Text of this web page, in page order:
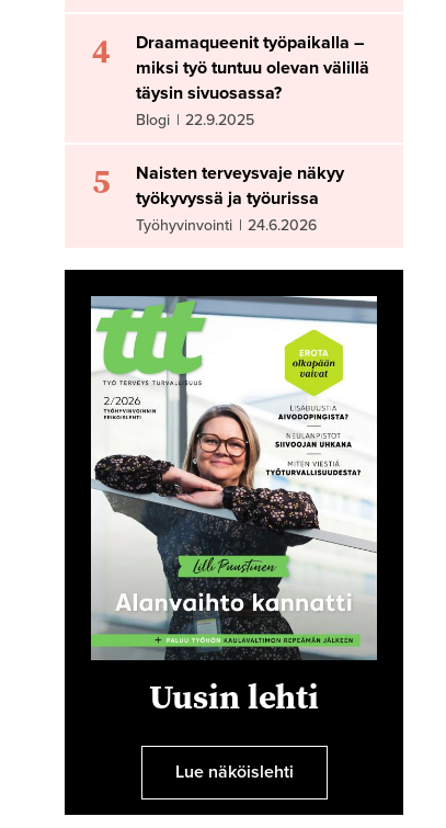
4
Draamaqueenit työpaikalla –
miksi työ tuntuu olevan välillä
täysin sivuosassa?
Blogi | 22.9.2025
5
Naisten terveysvaje näkyy
työkyvyssä ja työurissa
Työhyvinvointi | 24.6.2026
Uusin lehti
Lue näköislehti